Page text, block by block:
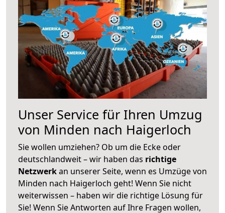
Unser Service für Ihren Umzug
von Minden nach Haigerloch
Sie wollen umziehen? Ob um die Ecke oder
deutschlandweit – wir haben das richtige
Netzwerkan unserer Seite, wenn es Umzüge von
Minden nach Haigerloch geht! Wenn Sie nicht
weiterwissen – haben wir die richtige Lösung für
Sie! Wenn Sie Antworten auf Ihre Fragen wollen,